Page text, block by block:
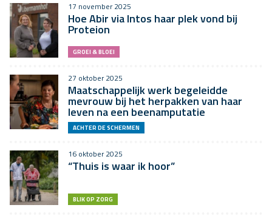
17 november 2025
Hoe Abir via Intos haar plek vond bij
Proteion
GROEI & BLOEI
27 oktober 2025
Maatschappelijk werk begeleidde
mevrouw bij het herpakken van haar
leven na een beenamputatie
ACHTER DE SCHERMEN
16 oktober 2025
“Thuis is waar ik hoor”
BLIK OP ZORG